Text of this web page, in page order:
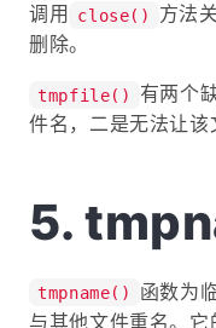
调用 close()
方法
删除。
tmpfile()
有两个
件名，二是无法让该
tmpname()
函数为
与其他文件重名。它